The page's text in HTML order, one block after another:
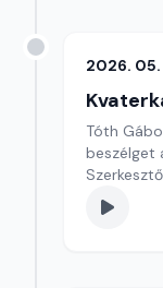
2026.
Tóth
beszélget